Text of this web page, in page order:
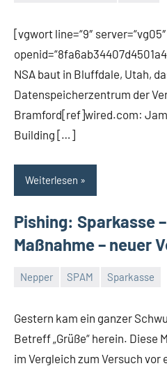
[vgwort line=“9″ server=“vg05″
NSA baut in Bluffdale, Utah,
Datenspeicherzentrum der
Bramford[ref]wired.com:
Building […]
Weiterlesen
Pishing: Sparkasse
Maßnahme – neuer
Nepper SPAM Sparkasse
Thomas
Gestern kam ein ganzer
Betreff „Grüße“ herein. Diese
im Vergleich zum Versuch